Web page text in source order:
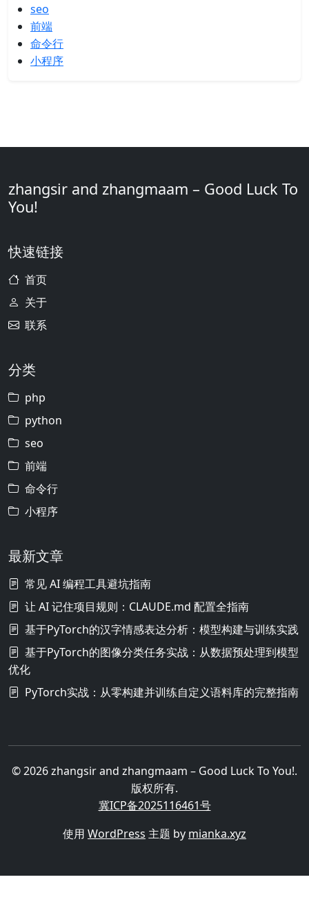
seo
前端
命令行
小程序
zhangsir and zhangmaam – Good Luck To
You!
快速链接
首页
关于
联系
分类
php
python
seo
前端
命令行
小程序
最新文章
常见 AI 编程工具避坑指南
让 AI 记住项目规则：CLAUDE.md 配置全指南
基于PyTorch的汉字情感表达分析：模型构建与训练实践
基于PyTorch的图像分类任务实战：从数据预处理到模型
优化
PyTorch实战：从零构建并训练自定义语料库的完整指南
© 2026 zhangsir and zhangmaam – Good Luck To You!.
版权所有.
冀ICP备2025116461号
使用 WordPress 主题 by mianka.xyz